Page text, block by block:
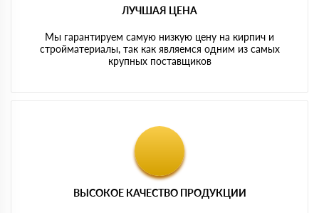
ЛУЧШАЯ ЦЕНА
Мы гарантируем самую низкую цену на кирпич и
стройматериалы, так как являемся одним из самых
крупных поставщиков
ВЫСОКОЕ КАЧЕСТВО ПРОДУКЦИИ